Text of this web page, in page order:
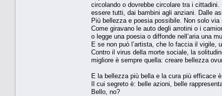
circolando o dovrebbe circolare tra i
essere tutti, dai bambini agli anziani. Dalle
Più bellezza e poesia possibile. Non solo
Come giravano le auto degli arrotini o i
o legge una poesia o diffonde nell’aria una
E se non può l’artista, che lo faccia il vigile,
Contro il virus della morte sociale, la
migliore è sempre quella: creare bellezza
E la bellezza più bella e la cura più efficace
Il cui segreto è: belle azioni, belle
Bello, no?